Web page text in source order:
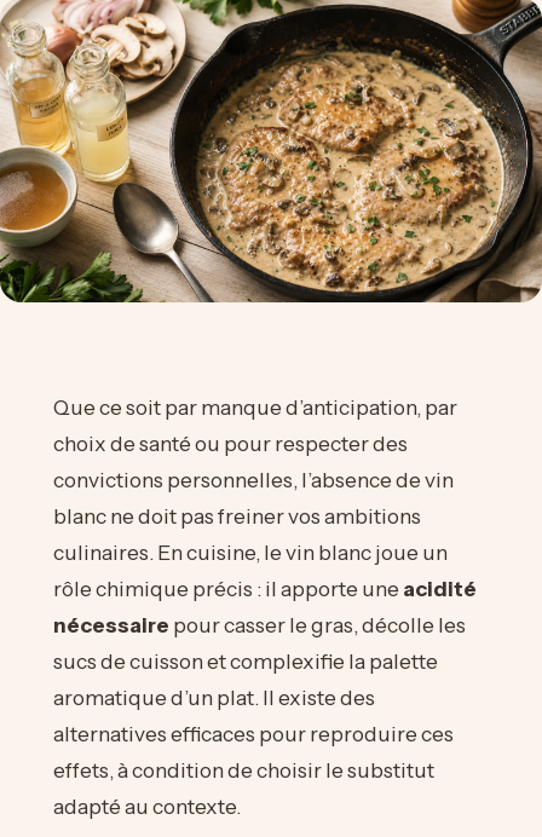
Que ce soit par manque d’anticipation, par
choix de santé ou pour respecter des
convictions personnelles, l’absence de vin
blanc ne doit pas freiner vos ambitions
culinaires. En cuisine, le vin blanc joue un
rôle chimique précis : il apporte une acidité
nécessaire pour casser le gras, décolle les
sucs de cuisson et complexifie la palette
aromatique d’un plat. Il existe des
alternatives efficaces pour reproduire ces
effets, à condition de choisir le substitut
adapté au contexte.